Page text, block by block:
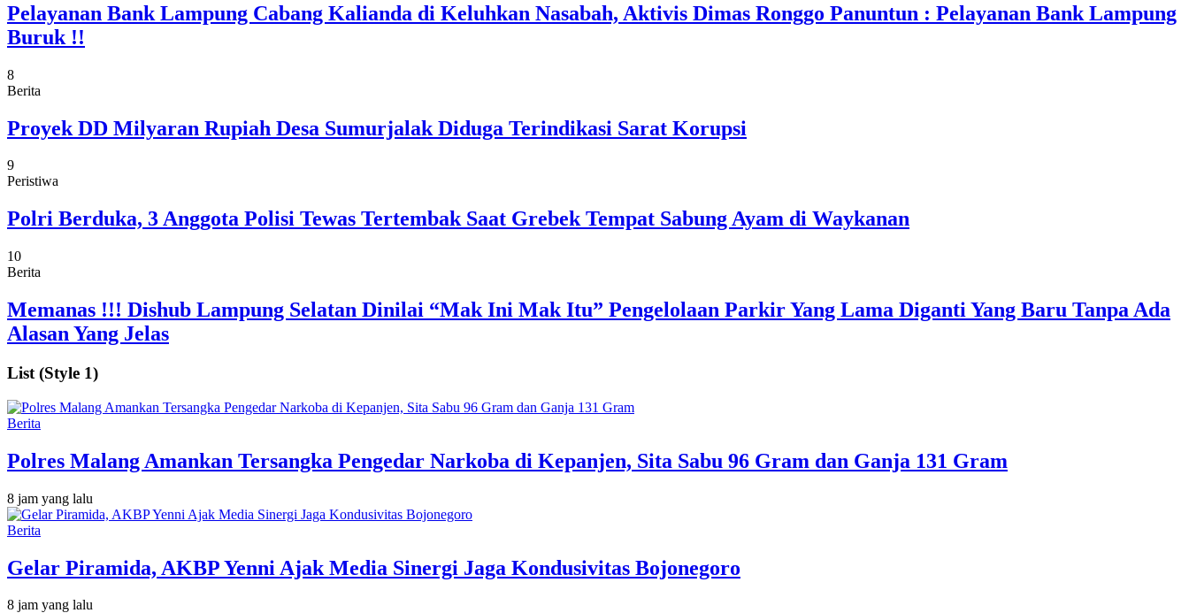
Pelayanan Bank Lampung Cabang Kalianda di Keluhkan Nasabah, Aktivis Dimas Ronggo Panuntun : Pelayanan Bank Lampung
Buruk !!
8
Berita
Proyek DD Milyaran Rupiah Desa Sumurjalak Diduga Terindikasi Sarat Korupsi
9
Peristiwa
Polri Berduka, 3 Anggota Polisi Tewas Tertembak Saat Grebek Tempat Sabung Ayam di Waykanan
10
Berita
Memanas !!! Dishub Lampung Selatan Dinilai “Mak Ini Mak Itu” Pengelolaan Parkir Yang Lama Diganti Yang Baru Tanpa Ada
Alasan Yang Jelas
List (Style 1)
Berita
Polres Malang Amankan Tersangka Pengedar Narkoba di Kepanjen, Sita Sabu 96 Gram dan Ganja 131 Gram
8 jam yang lalu
Berita
Gelar Piramida, AKBP Yenni Ajak Media Sinergi Jaga Kondusivitas Bojonegoro
8 jam yang lalu